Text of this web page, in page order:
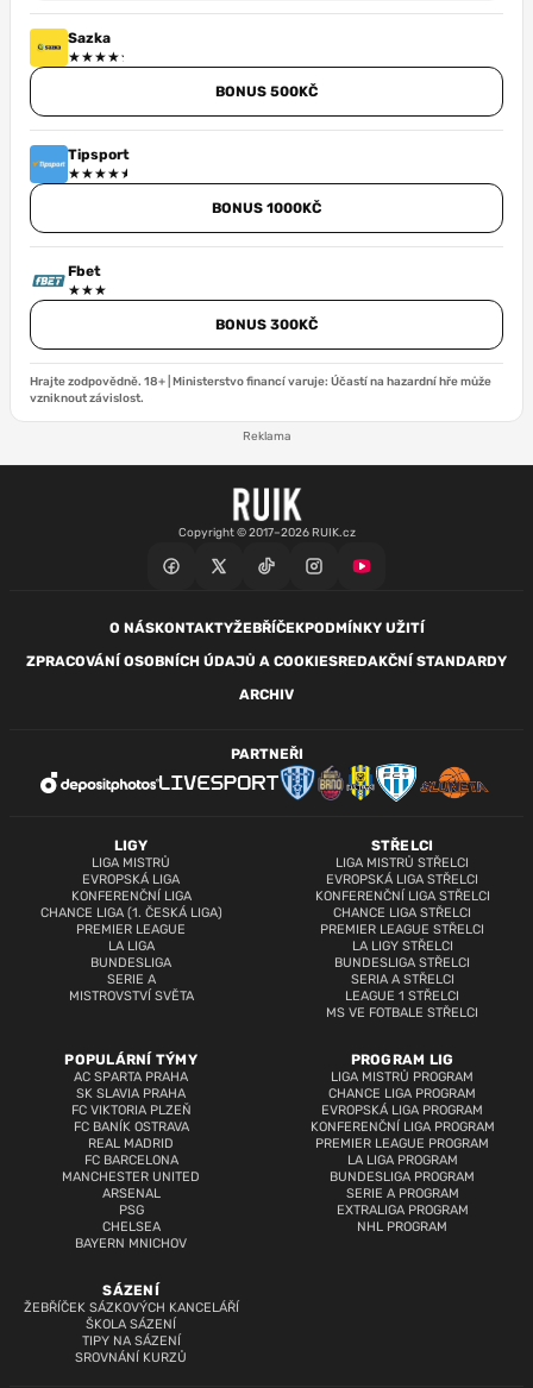
Sazka
BONUS 500KČ
Tipsport
BONUS 1000KČ
Fbet
BONUS 300KČ
Hrajte zodpovědně. 18+ | Ministerstvo financí varuje: Účastí na hazardní hře může
vzniknout závislost.
Reklama
Copyright © 2017–2026 RUIK.cz
O NÁSKONTAKTYŽEBŘÍČEKPODMÍNKY UŽITÍ
ZPRACOVÁNÍ OSOBNÍCH ÚDAJŮ A COOKIESREDAKČNÍ STANDARDY
ARCHIV
LIGY
LIGA MISTRŮ
EVROPSKÁ LIGA
KONFERENČNÍ LIGA
CHANCE LIGA (1. ČESKÁ LIGA)
PREMIER LEAGUE
LA LIGA
BUNDESLIGA
SERIE A
MISTROVSTVÍ SVĚTA
STŘELCI
LIGA MISTRŮ STŘELCI
EVROPSKÁ LIGA STŘELCI
KONFERENČNÍ LIGA STŘELCI
CHANCE LIGA STŘELCI
PREMIER LEAGUE STŘELCI
LA LIGY STŘELCI
BUNDESLIGA STŘELCI
SERIA A STŘELCI
LEAGUE 1 STŘELCI
MS VE FOTBALE STŘELCI
POPULÁRNÍ TÝMY
AC SPARTA PRAHA
SK SLAVIA PRAHA
FC VIKTORIA PLZEŇ
FC BANÍK OSTRAVA
REAL MADRID
FC BARCELONA
MANCHESTER UNITED
ARSENAL
PSG
CHELSEA
BAYERN MNICHOV
PROGRAM LIG
LIGA MISTRŮ PROGRAM
CHANCE LIGA PROGRAM
EVROPSKÁ LIGA PROGRAM
KONFERENČNÍ LIGA PROGRAM
PREMIER LEAGUE PROGRAM
LA LIGA PROGRAM
BUNDESLIGA PROGRAM
SERIE A PROGRAM
EXTRALIGA PROGRAM
NHL PROGRAM
SÁZENÍ
ŽEBŘÍČEK SÁZKOVÝCH KANCELÁŘÍ
ŠKOLA SÁZENÍ
TIPY NA SÁZENÍ
SROVNÁNÍ KURZŮ
PARTNEŘI